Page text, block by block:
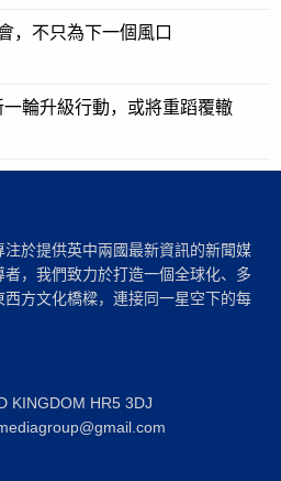
，不只為下一個風口
輪升級行動，或將重蹈覆轍
於提供英中兩國最新資訊的新聞媒
，我們致力於打造一個全球化、多
方文化橋樑，連接同一星空下的每
KINGDOM HR5 3DJ